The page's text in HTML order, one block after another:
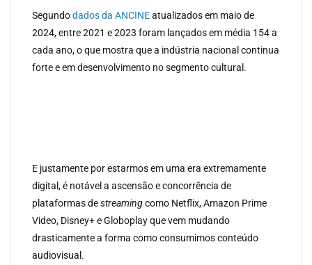
Segundodados da ANCINEatualizados em maio de
2024, entre 2021 e 2023 foram lançados em média 154 a
cada ano, o que mostra que a indústria nacional continua
forte e em desenvolvimento no segmento cultural.
E justamente por estarmos em uma era extremamente
digital, é notável a ascensão e concorrência de
plataformas destreamingcomo Netflix, Amazon Prime
Video, Disney+ e Globoplay que vem mudando
drasticamente a forma como consumimos conteúdo
audiovisual.